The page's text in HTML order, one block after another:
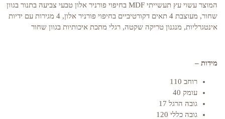
המוצר עשוי עץ תעשייתי MDF בחיפוי פורניר אלון טבעי צביעה בתנור בגוון
שחור, מעוצבת 4 תאים דקורטיביים בחיפוי פורניר אלון, 4 מגירות עם ידיות
אינטגרליות, מנגנון טריקה שקטה, רגלי מתכת איכותיות בגוון שחור
מידות –
רוחב 110
עומק 40
גובה הרגל 17
גובה כללי 120